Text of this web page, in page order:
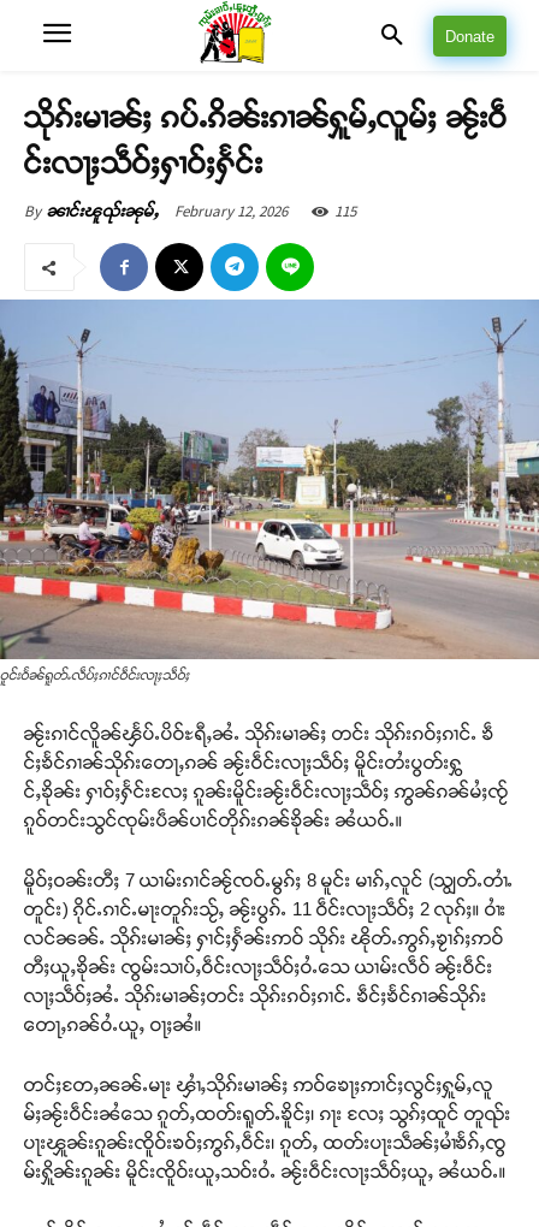
Donate
သိုၵ်းမၢၼ်ႈ ၵပ်ႉၵိၼ်းၵၢၼ်ႁူမ်ႇလူမ်ႈ ၼႂ်းဝဵ
င်းလႃႈသဵဝ်ႈႁၢဝ်ႈႁႅင်း
By ၼၢင်းၽူၺ်းၼုမ်ႇ February 12, 2026 115
ဝူင်းဝႅၼ်ရူတ်ႉလဵပ်ႈၵၢင်ဝဵင်းလႃႈသဵဝ်ႈ
ၼႂ်းၵၢင်လိူၼ်ၾႅပ်ႉပိဝ်ႊရီႇၼႆႉ သိုၵ်းမၢၼ်ႈ တင်း သိုၵ်းၵဝ်ႈၵၢင်ႉ ၶဵ
င်ႈၶႅင်ၵၢၼ်သိုၵ်းတေႃႇၵၼ် ၼႂ်းဝဵင်းလႃႈသဵဝ်ႈ မိူင်းတႆးပွတ်းႁွ
င်ႇၶိုၼ်း ႁၢဝ်ႈႁႅင်းလႄႈ ၵူၼ်းမိူင်းၼႂ်းဝဵင်းလႃႈသဵဝ်ႈ ဢွၼ်ၵၼ်မႆႈၸႂ်
ၵူဝ်တင်းသွင်ၸုမ်းပဵၼ်ပၢင်တိုၵ်းၵၼ်ၶိုၼ်း ၼႆယဝ်ႉ။
မိူဝ်ႈဝၼ်းတီႈ 7 ယၢမ်းၵၢင်ၼႂ်ၸဝ်ႉမွၵ်ႈ 8 မူင်း မၢၵ်ႇလူင် (သျွတ်ႉတၢႆႉ
တူင်း) ၵိုင်ႉၵၢင်ႉမႃးတူၵ်းသႂ်ႇ ၼႂ်းပွၵ်ႉ 11 ဝဵင်းလႃႈသဵဝ်ႈ 2 လုၵ်ႈ။ ဝၢႆး
လင်ၼၼ်ႉ သိုၵ်းမၢၼ်ႈ ႁၢင်ႈႁႅၼ်းဢဝ် သိုၵ်း ၽိုတ်ႉဢွၵ်ႇၶႂၢၵ်ႈဢဝ်
တီႈယူႇၶိုၼ်း ၸွမ်းသၢပ်ႇဝဵင်းလႃႈသဵဝ်ႈဝႆႉသေ ယၢမ်းလဵဝ် ၼႂ်းဝဵင်း
လႃႈသဵဝ်ႈၼႆႉ သိုၵ်းမၢၼ်ႈတင်း သိုၵ်းၵဝ်ႈၵၢင်ႉ ၶဵင်ႈၶႅင်ၵၢၼ်သိုၵ်း
တေႃႇၵၼ်ဝႆႉယူႇ ဝႃႈၼႆ။
တင်ႈတႄႇၼၼ်ႉမႃး ၾၢႆႇသိုၵ်းမၢၼ်ႈ ဢဝ်ၶေႃႈဢၢင်ႈလွင်ႈႁူမ်ႇလူ
မ်ႈၼႂ်းဝဵင်းၼႆသေ ၵူတ်ႇထတ်းရူတ်ႉၶိူင်ႈ၊ ၵႃး လႄႈ သွၵ်ႈထူင် တူၺ်း
ပႃးၾူၼ်းၵူၼ်းၸိူဝ်းၶဝ်ႈဢွၵ်ႇဝဵင်း၊ ၵူတ်ႇ ထတ်းပႃးသဵၼ်ႈမၢႆၶႅၵ်ႇၸွ
မ်းႁိူၼ်းၵူၼ်း မိူင်းၸိူဝ်းယူႇသဝ်းဝႆႉ ၼႂ်းဝဵင်းလႃႈသဵဝ်ႈယူႇ ၼႆယဝ်ႉ။